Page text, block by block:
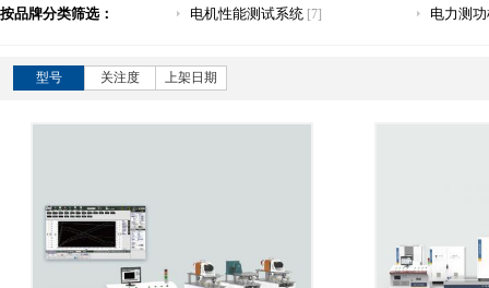
按品牌分类筛选： 电机性能测试系统 [7] 电力测
型号 关注度 上架日期